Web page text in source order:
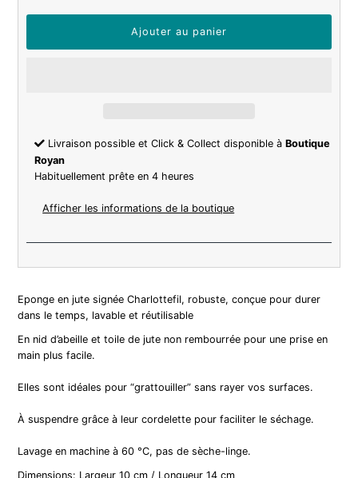
Livraison possible et Click & Collect disponible àBoutique
Royan
Habituellement prête en 4 heures
Afficher les informations de la boutique
Eponge en jute signée Charlottefil, robuste, conçue pour durer
dans le temps, lavable et réutilisable
En nid d’abeille et toile de jute non rembourrée pour une prise en
main plus facile.
Elles sont idéales pour “grattouiller” sans rayer vos surfaces.
À suspendre grâce à leur cordelette pour faciliter le séchage.
Lavage en machine à 60 °C, pas de sèche-linge.
Dimensions: Largeur 10 cm / Longueur 14 cm